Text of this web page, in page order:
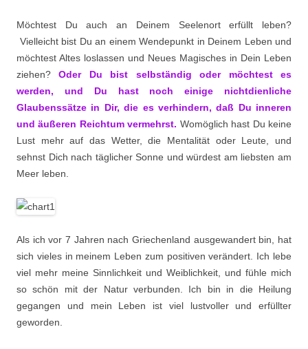
Möchtest Du auch an Deinem Seelenort erfüllt leben?
Vielleicht bist Du an einem Wendepunkt in Deinem Leben und
möchtest Altes loslassen und Neues Magisches in Dein Leben
ziehen?Oder Du bist selbständig oder möchtest es
werden, und Du hast noch einige nichtdienliche
Glaubenssätze in Dir, die es verhindern, daß Du inneren
und äußeren Reichtum vermehrst. Womöglich hast Du keine
Lust mehr auf das Wetter, die Mentalität oder Leute, und
sehnst Dich nach täglicher Sonne und würdest am liebsten am
Meer leben.
Als ich vor 7 Jahren nach Griechenland ausgewandert bin, hat
sich vieles in meinem Leben zum positiven verändert. Ich lebe
viel mehr meine Sinnlichkeit und Weiblichkeit, und fühle mich
so schön mit der Natur verbunden. Ich bin in die Heilung
gegangen und mein Leben ist viel lustvoller und erfüllter
geworden.